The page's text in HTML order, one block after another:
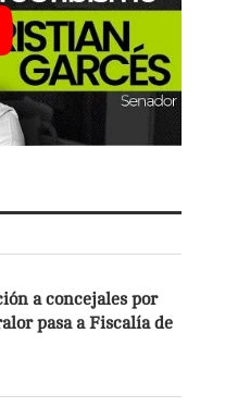
a concejales por
pasa a Fiscalía de